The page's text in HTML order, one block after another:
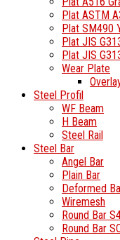
Plat ASTM
Plat SM490
Plat JIS
Plat JIS
Wear Plate
Steel Profil
WF Beam
H Beam
Steel Rail
Steel Bar
Angel Bar
Plain Bar
Deformed
Wiremesh
Round Bar
Round Bar